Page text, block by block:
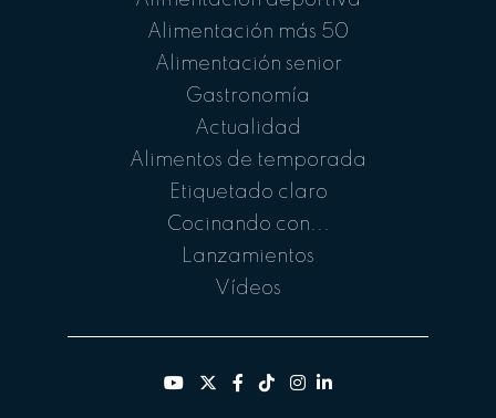
Alimentación más 50
Alimentación senior
Gastronomía
Actualidad
Alimentos de temporada
Etiquetado claro
Cocinando con...
Lanzamientos
Vídeos